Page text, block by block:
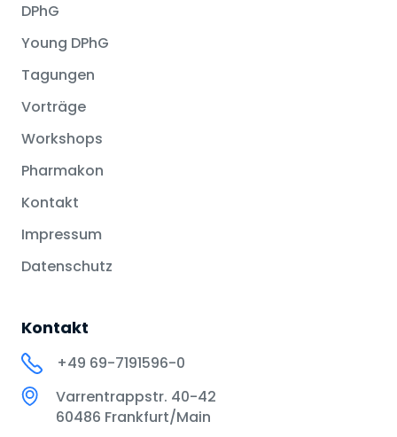
DPhG
Young DPhG
Tagungen
Vorträge
Workshops
Pharmakon
Kontakt
Impressum
Datenschutz
Kontakt
+49 69-7191596-0
Varrentrappstr. 40-42
60486 Frankfurt/Main